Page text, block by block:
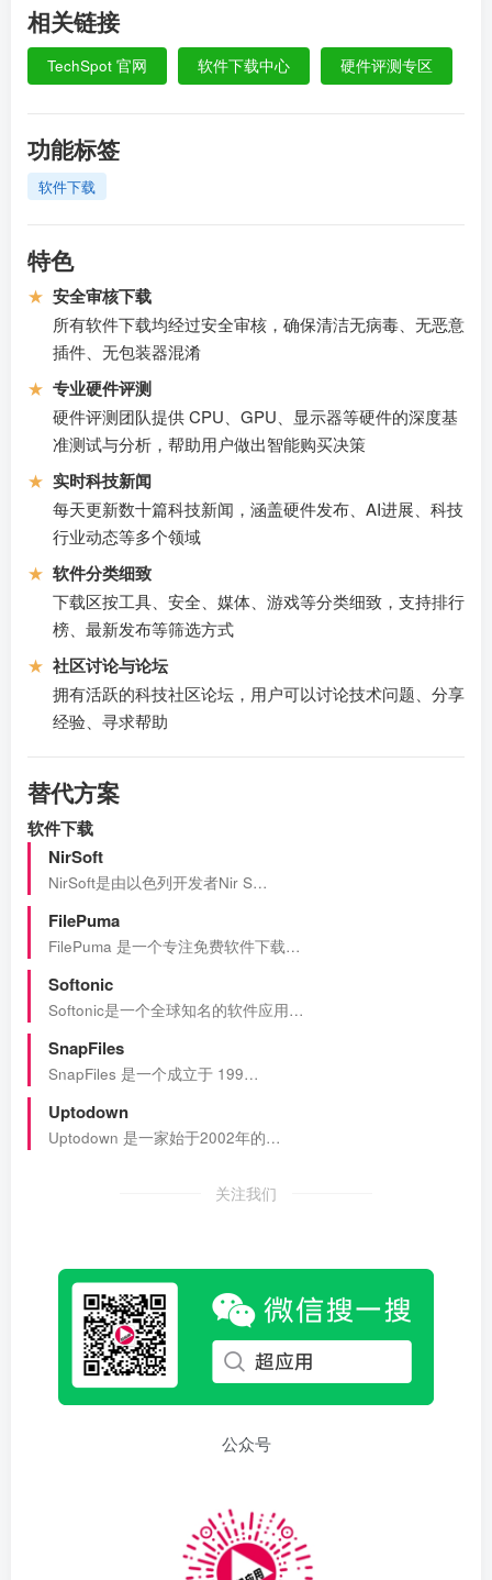
相关链接
TechSpot 官网 软件下载中心 硬件评测专区
功能标签
软件下载
特色
★ 安全审核下载
所有软件下载均经过安全审核，确保清洁无病毒、无恶意
插件、无包装器混淆
★ 专业硬件评测
硬件评测团队提供 CPU、GPU、显示器等硬件的深度基
准测试与分析，帮助用户做出智能购买决策
★ 实时科技新闻
每天更新数十篇科技新闻，涵盖硬件发布、AI进展、科技
行业动态等多个领域
★ 软件分类细致
下载区按工具、安全、媒体、游戏等分类细致，支持排行
榜、最新发布等筛选方式
★ 社区讨论与论坛
拥有活跃的科技社区论坛，用户可以讨论技术问题、分享
经验、寻求帮助
替代方案
软件下载
NirSoft
NirSoft是由以色列开发者Nir S…
FilePuma
FilePuma 是一个专注免费软件下载…
Softonic
Softonic是一个全球知名的软件应用…
SnapFiles
SnapFiles 是一个成立于 199…
Uptodown
Uptodown 是一家始于2002年的…
关注我们
公众号